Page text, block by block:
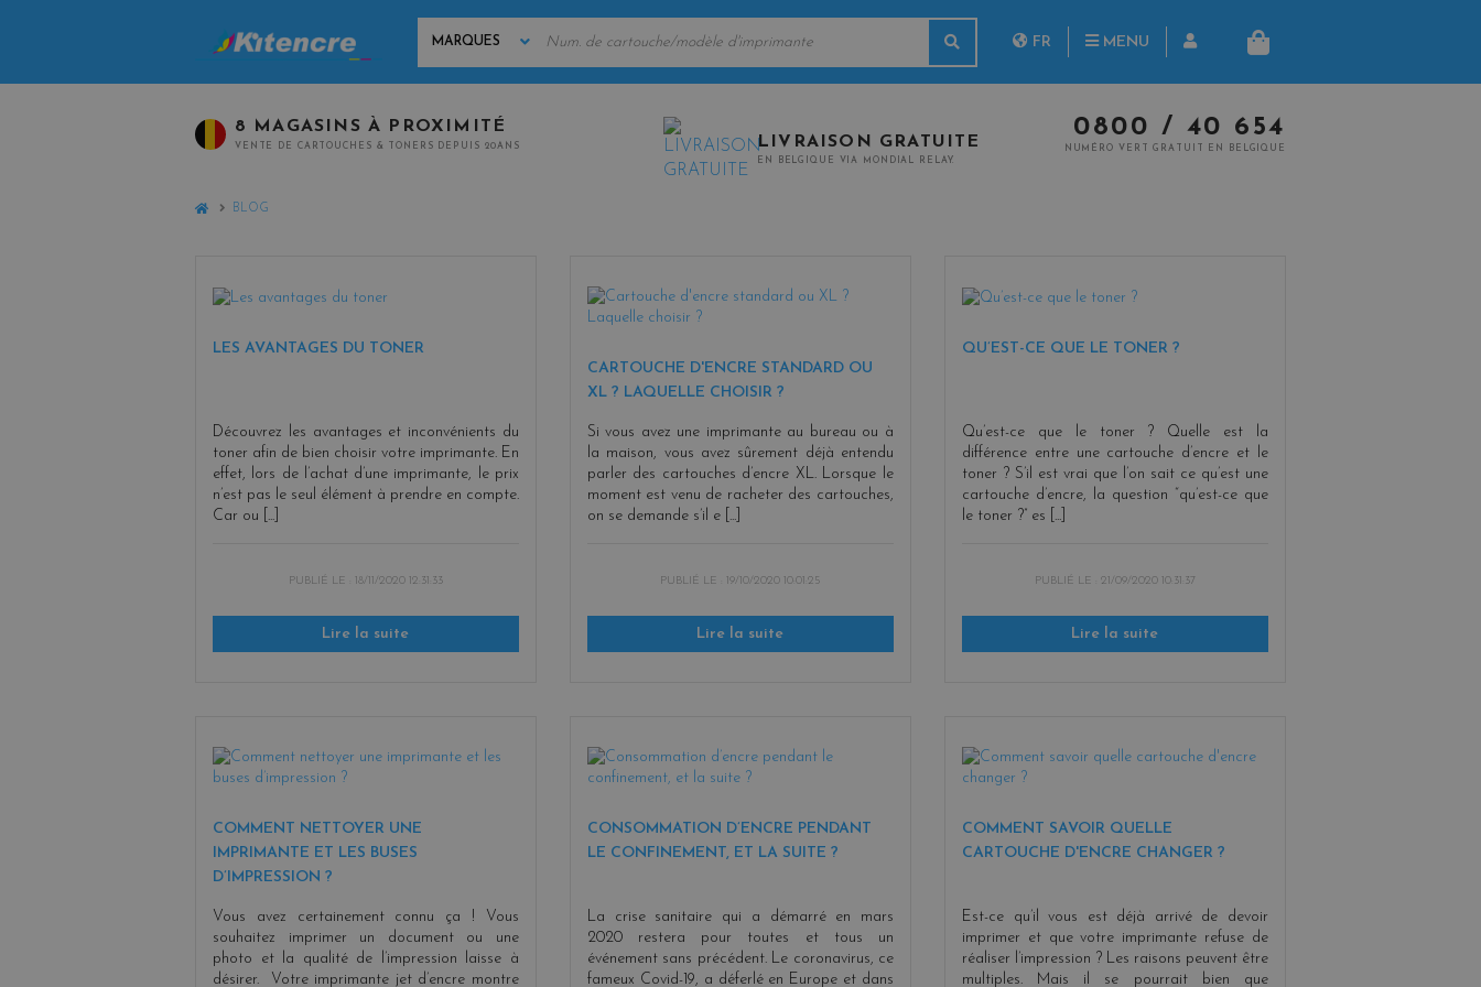
CLÉS
RechercheFR MENU
PANIER
8 MAGASINS À PROXIMITÉ
VENTE DE CARTOUCHES & TONERS DEPUIS 20ANS LIVRAISON GRATUITE
EN BELGIQUE VIA MONDIAL RELAY.
0800 / 40 654
NUMÉRO VERT GRATUIT EN BELGIQUE
HOMEBLOG
LES AVANTAGES DU TONER
Découvrez les avantages et inconvénients du
toner afin de bien choisir votre imprimante. En
effet, lors de l’achat d’une imprimante, le prix
n’est pas le seul élément à prendre en compte.
Car ou [...]
PUBLIÉ LE : 18/11/2020 12:31:33
Lire la suite
CARTOUCHE D'ENCRE STANDARD OU
XL ? LAQUELLE CHOISIR ?
Si vous avez une imprimante au bureau ou à
la maison, vous avez sûrement déjà entendu
parler des cartouches d’encre XL. Lorsque le
moment est venu de racheter des cartouches,
on se demande s’il e [...]
PUBLIÉ LE : 19/10/2020 10:01:25
Lire la suite
QU’EST-CE QUE LE TONER ?
Qu’est-ce que le toner ? Quelle est la
différence entre une cartouche d’encre et le
toner ? S’il est vrai que l’on sait ce qu’est une
cartouche d’encre, la question “qu’est-ce que
le toner ?” es [...]
PUBLIÉ LE : 21/09/2020 10:31:37
Lire la suite
COMMENT NETTOYER UNE
IMPRIMANTE ET LES BUSES
D’IMPRESSION ?
Vous avez certainement connu ça ! Vous
souhaitez imprimer un document ou une
photo et la qualité de l’impression laisse à
désirer. Votre imprimante jet d’encre montre
CONSOMMATION D’ENCRE PENDANT
LE CONFINEMENT, ET LA SUITE ?
La crise sanitaire qui a démarré en mars
2020 restera pour toutes et tous un
événement sans précédent. Le coronavirus, ce
fameux Covid-19, a déferlé en Europe et dans
COMMENT SAVOIR QUELLE
CARTOUCHE D'ENCRE CHANGER ?
Est-ce qu’il vous est déjà arrivé de devoir
imprimer et que votre imprimante refuse de
réaliser l’impression ? Les raisons peuvent être
multiples. Mais il se pourrait bien que